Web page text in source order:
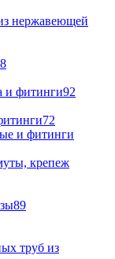
нержавеющей
и фитинги92
72
и фитинги
крепеж
89
труб из